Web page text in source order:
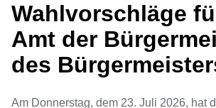
Wahlvorschläge
Amt der
des
Am Donnerstag, dem 23. Juli 2026, hat